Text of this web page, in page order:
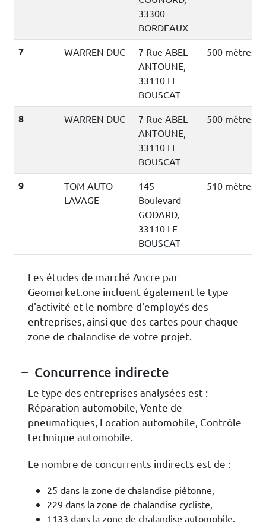
33300
BORDEAUX
7 WARREN DUC
7 Rue ABEL
ANTOUNE,
33110 LE
BOUSCAT
500 mètres
8 WARREN DUC
7 Rue ABEL
ANTOUNE,
33110 LE
BOUSCAT
500 mètres
9
TOM AUTO
LAVAGE
145
Boulevard
GODARD,
33110 LE
BOUSCAT
510 mètres
Les études de marché Ancre par
Geomarket.one incluent également le type
d'activité et le nombre d'employés des
entreprises, ainsi que des cartes pour chaque
zone de chalandise de votre projet.
Concurrence indirecte
Le type des entreprises analysées est :
Réparation automobile, Vente de
pneumatiques, Location automobile, Contrôle
technique automobile.
Le nombre de concurrents indirects est de :
25 dans la zone de chalandise piétonne,
229 dans la zone de chalandise cycliste,
1133 dans la zone de chalandise automobile.